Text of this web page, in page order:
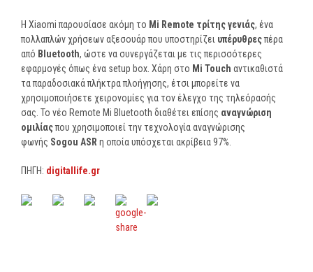
Η Xiaomi παρουσίασε ακόμη το Mi Remote τρίτης γενιάς, ένα
πολλαπλών χρήσεων αξεσουάρ που υποστηρίζει υπέρυθρεςπέρα
από Bluetooth, ώστε να συνεργάζεται με τις περισσότερες
εφαρμογές όπως ένα setup box. Χάρη στο Mi Touch αντικαθιστά
τα παραδοσιακά πλήκτρα πλοήγησης, έτσι μπορείτε να
χρησιμοποιήσετε χειρονομίες για τον έλεγχο της τηλεόρασής
σας. Το νέο Remote Mi Bluetooth διαθέτει επίσης αναγνώριση
ομιλίαςπου χρησιμοποιεί την τεχνολογία αναγνώρισης
φωνής Sogou ASR η οποία υπόσχεται ακρίβεια 97%.
ΠΗΓΗ: digitallife.gr